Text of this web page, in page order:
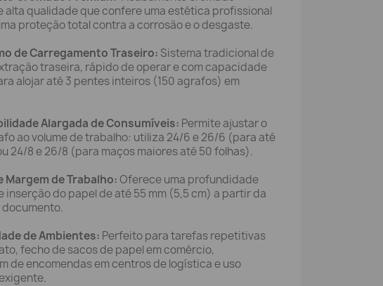
alta qualidade que confere uma estética profissional
proteção total contra a corrosão e o desgaste.
de Carregamento Traseiro: Sistema tradicional de
traseira, rápido de operar e com capacidade
alojar até 3 pentes inteiros (150 agrafos) em
Alargada de Consumíveis: Permite ajustar o
ao volume de trabalho: utiliza 24/6 e 26/6 (para até
24/8 e 26/8 (para maços maiores até 50 folhas).
Margem de Trabalho:Oferece uma profundidade
inserção do papel de até 55 mm (5,5 cm) a partir da
de Ambientes: Perfeito para tarefas repetitivas
fecho de sacos de papel em comércio,
de encomendas em centros de logística e uso